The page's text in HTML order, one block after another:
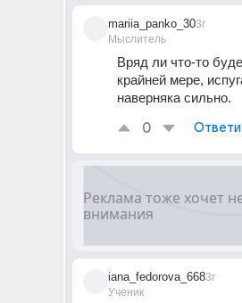
mariia_panko_30
Мыслитель
3г
Вряд ли что-то
крайней мере,
наверняка сильно.
0
iana_fedorova_668
Ученик
3г